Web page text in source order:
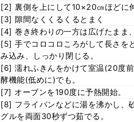
[2] 裏側を上にして10×20㎝ほどに
[3] 隙間なくくるくるとまく
[4] 巻き終わりの一方は広げたまま
[5] 手でコロコロころがして長さを
み込み、しっかり閉じる。
[6] 濡れふきんをかけて室温(20度
酵機能(低めに)でも。
[7] オーブンを190度に予熱開始。
[8] フライパンなどに湯を沸かし、
グルを両面30秒ずつ茹でる。